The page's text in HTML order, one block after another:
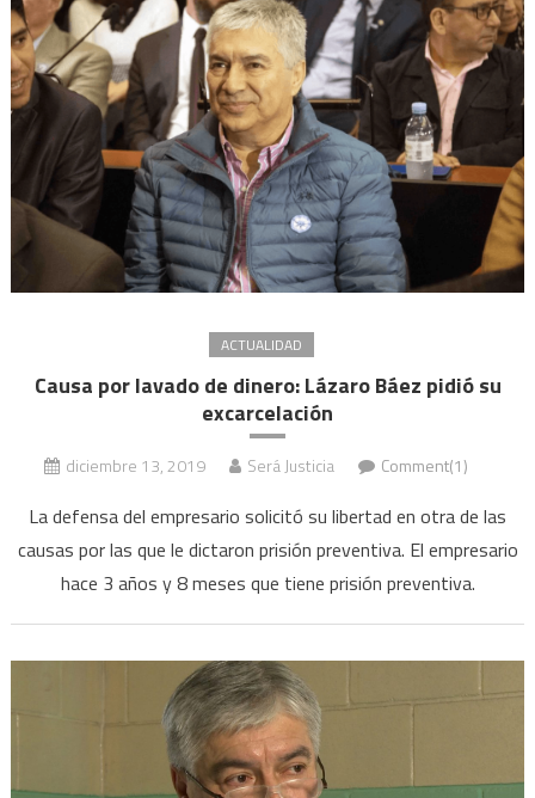
ACTUALIDAD
Causa por lavado de dinero: Lázaro Báez pidió su
excarcelación
diciembre 13, 2019 Será Justicia Comment(1)
La defensa del empresario solicitó su libertad en otra de las
causas por las que le dictaron prisión preventiva. El empresario
hace 3 años y 8 meses que tiene prisión preventiva.